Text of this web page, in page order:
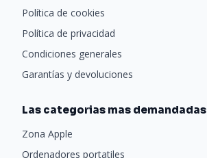
Política de cookies
Política de privacidad
Condiciones generales
Garantías y devoluciones
Las categorias mas demandadas
Zona Apple
Ordenadores portatiles